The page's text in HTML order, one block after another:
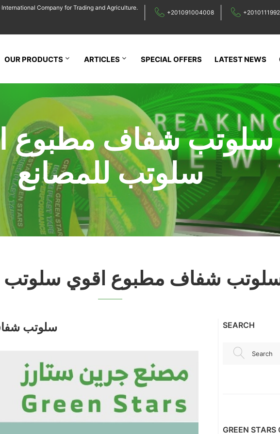
Company for Trading and Agriculture.
+201091004008
OUR PRODUCTS ARTICLES SPECIAL OFFERS LATEST NEWS
سلوتب شفاف مطبوع
سلوتب للمصانع
شفاف مطبوع اقوي سلوتب
سلوتب SEARCH
Search
GREEN